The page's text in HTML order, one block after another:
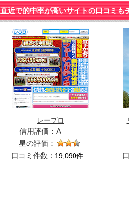
直近で的中率が高いサイトの口コミも
レープロ
信用評価： A
星の評価：
口コミ件数： 19,090件